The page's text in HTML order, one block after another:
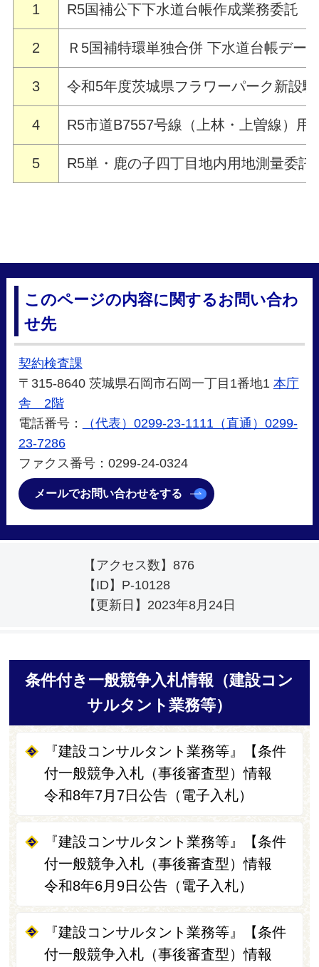
1 R5国補公下下水道台帳作成業務委託
2 Ｒ5国補特環単独合併 下水道台帳デー
3 令和5年度茨城県フラワーパーク新設
4 R5市道B7557号線（上林・上曽線）用
5 R5単・鹿の子四丁目地内用地測量委託
このページの内容に関するお問い合わ
せ先
契約検査課
〒315-8640 茨城県石岡市石岡一丁目1番地1 本庁
舎 2階
電話番号：
（代表）0299-23-1111（直通）0299-
23-7286
ファクス番号：0299-24-0324
メールでお問い合わせをする
【アクセス数】 876
【ID】 P-10128
【更新日】 2023年8月24日
条件付き一般競争入札情報（建設コン
サルタント業務等）
『建設コンサルタント業務等』【条件
付一般競争入札（事後審査型）情報
令和8年7月7日公告（電子入札）
『建設コンサルタント業務等』【条件
付一般競争入札（事後審査型）情報
令和8年6月9日公告（電子入札）
『建設コンサルタント業務等』【条件
付一般競争入札（事後審査型）情報